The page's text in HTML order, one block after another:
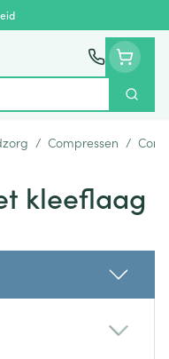
Zoek
/ Compressen /
kleeflaag